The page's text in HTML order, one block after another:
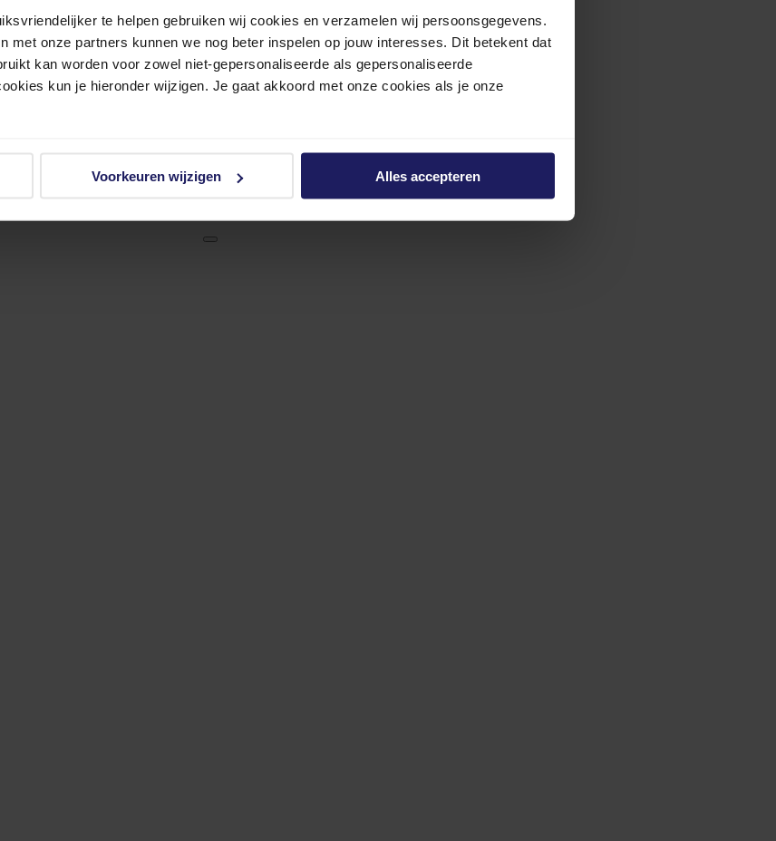
te helpen gebruiken wij cookies en verzamelen wij persoonsgegevens.
met onze partners kunnen we nog beter inspelen op jouw interesses. Dit betekent dat
kan worden voor zowel niet-gepersonaliseerde als gepersonaliseerde
kun je hieronder wijzigen. Je gaat akkoord met onze cookies als je onze
Voorkeuren wijzigen Alles accepteren